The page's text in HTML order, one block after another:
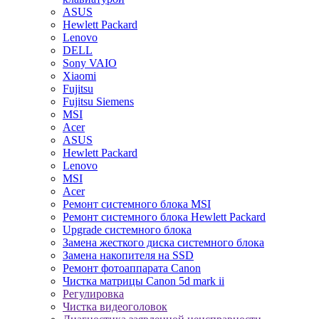
ASUS
Hewlett Packard
Lenovo
DELL
Sony VAIO
Xiaomi
Fujitsu
Fujitsu Siemens
MSI
Acer
ASUS
Hewlett Packard
Lenovo
MSI
Acer
Ремонт системного блока MSI
Ремонт системного блока Hewlett Packard
Upgrade системного блока
Замена жесткого диска системного блока
Замена накопителя на SSD
Ремонт фотоаппарата Canon
Чистка матрицы Canon 5d mark ii
Регулировка
Чистка видеоголовок